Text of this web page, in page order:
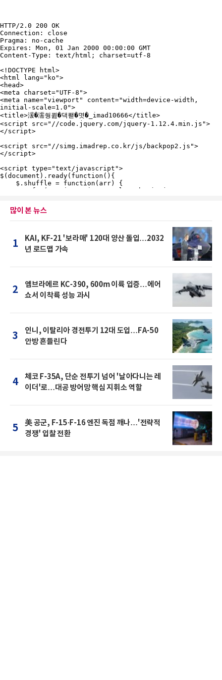
많이 본 뉴스
1
KAI, KF-21 '보라매' 120대 양산 돌입…2032
년 로드맵 가속
2
엠브라에르 KC-390, 600m 이륙 입증…에어
쇼서 이착륙 성능 과시
3
인니, 이탈리아 경전투기 12대 도입…FA-50
안방 흔들린다
4
체코 F-35A, 단순 전투기 넘어 '날아다니는 레
이더'로…대공 방어망 핵심 지휘소 역할
5
美 공군, F-15·F-16 엔진 독점 깨나…'전략적
경쟁' 입찰 전환